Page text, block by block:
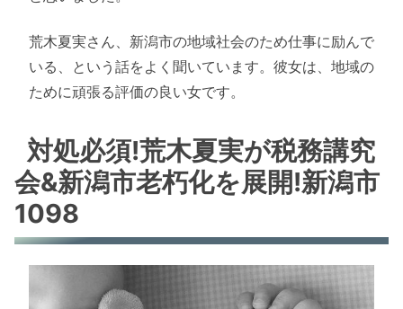
荒木夏実さん、新潟市の地域社会のため仕事に励んで
いる、という話をよく聞いています。彼女は、地域の
ために頑張る評価の良い女です。
対処必須!荒木夏実が税務講究
会&新潟市老朽化を展開!新潟市
1098